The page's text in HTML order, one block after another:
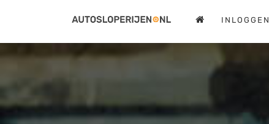
INLOGGEN